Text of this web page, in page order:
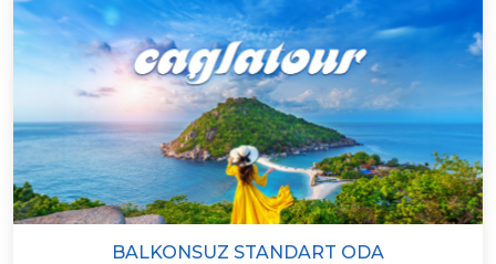
BALKONSUZ STANDART ODA